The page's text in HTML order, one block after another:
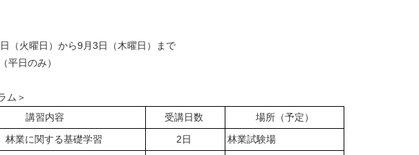
（火曜日）から9月3日（木曜日）まで
平日のみ）
ム＞
講習内容
受講日数
場所（予定）
林業に関する基礎学習
2日
林業試験場